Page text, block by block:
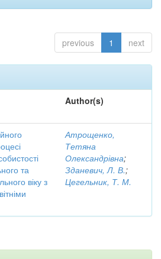
previous 1 next
Author(s)
та
віку з
Атрощенко,
Тетяна
Олександрівна;
Зданевич, Л. В.;
Цегельник, Т. М.